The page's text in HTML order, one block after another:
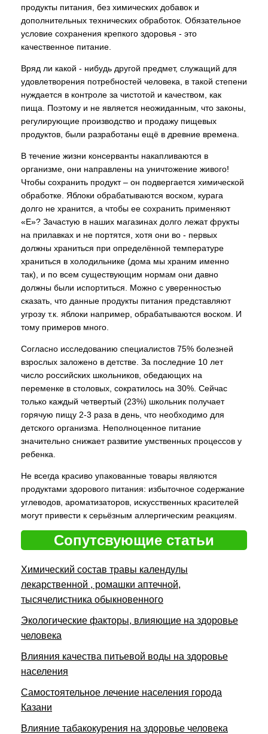
продукты питания, без химических добавок и
дополнительных технических обработок. Обязательное
условие сохранения крепкого здоровья - это
качественное питание.
Вряд ли какой - нибудь другой предмет, служащий для
удовлетворения потребностей человека, в такой степени
нуждается в контроле за чистотой и качеством, как
пища. Поэтому и не является неожиданным, что законы,
регулирующие производство и продажу пищевых
продуктов, были разработаны ещё в древние времена.
В течение жизни консерванты накапливаются в
организме, они направлены на уничтожение живого!
Чтобы сохранить продукт – он подвергается химической
обработке. Яблоки обрабатываются воском, курага
долго не хранится, а чтобы ее сохранить применяют
«Е»? Зачастую в наших магазинах долго лежат фрукты
на прилавках и не портятся, хотя они во - первых
должны храниться при определённой температуре
храниться в холодильнике (дома мы храним именно
так), и по всем существующим нормам они давно
должны были испортиться. Можно с уверенностью
сказать, что данные продукты питания представляют
угрозу т.к. яблоки например, обрабатываются воском. И
тому примеров много.
Согласно исследованию специалистов 75% болезней
взрослых заложено в детстве. За последние 10 лет
число российских школьников, обедающих на
переменке в столовых, сократилось на 30%. Сейчас
только каждый четвертый (23%) школьник получает
горячую пищу 2-3 раза в день, что необходимо для
детского организма. Неполноценное питание
значительно снижает развитие умственных процессов у
ребенка.
Не всегда красиво упакованные товары являются
продуктами здорового питания: избыточное содержание
углеводов, ароматизаторов, искусственных красителей
могут привести к серьёзным аллергическим реакциям.
Сопутсвующие статьи
Химический состав травы календулы
лекарственной , ромашки аптечной,
тысячелистника обыкновенного
Экологические факторы, влияющие на здоровье
человека
Влияния качества питьевой воды на здоровье
населения
Самостоятельное лечение населения города
Казани
Влияние табакокурения на здоровье человека